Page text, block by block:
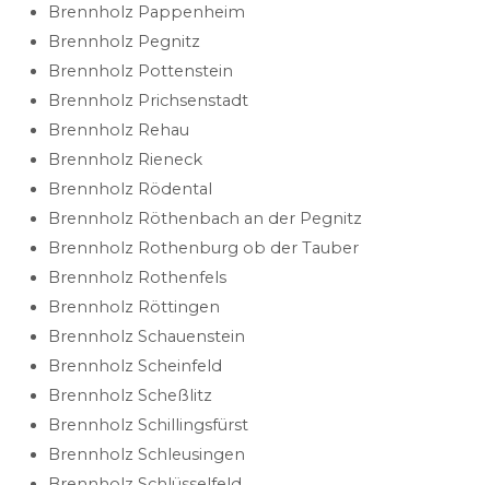
Brennholz Pappenheim
Brennholz Pegnitz
Brennholz Pottenstein
Brennholz Prichsenstadt
Brennholz Rehau
Brennholz Rieneck
Brennholz Rödental
Brennholz Röthenbach an der Pegnitz
Brennholz Rothenburg ob der Tauber
Brennholz Rothenfels
Brennholz Röttingen
Brennholz Schauenstein
Brennholz Scheinfeld
Brennholz Scheßlitz
Brennholz Schillingsfürst
Brennholz Schleusingen